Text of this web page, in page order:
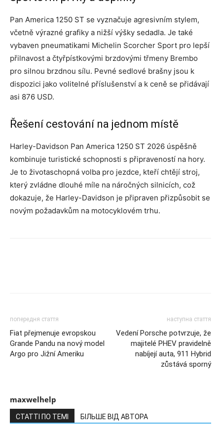
Pan America 1250 ST se vyznačuje agresivním stylem,
včetně výrazné grafiky a nižší výšky sedadla. Je také
vybaven pneumatikami Michelin Scorcher Sport pro lepší
přilnavost a čtyřpístkovými brzdovými třmeny Brembo
pro silnou brzdnou sílu. Pevné sedlové brašny jsou k
dispozici jako volitelné příslušenství a k ceně se přidávají
asi 876 USD.
Řešení cestování na jednom místě
Harley-Davidson Pan America 1250 ST 2026 úspěšně
kombinuje turistické schopnosti s připraveností na hory.
Je to životaschopná volba pro jezdce, kteří chtějí stroj,
který zvládne dlouhé míle na náročných silnicích, což
dokazuje, že Harley-Davidson je připraven přizpůsobit se
novým požadavkům na motocyklovém trhu.
попередня стаття
Fiat přejmenuje evropskou
Grande Pandu na nový model
Argo pro Jižní Ameriku
наступна стаття
Vedení Porsche potvrzuje, že
majitelé PHEV pravidelně
nabíjejí auta, 911 Hybrid
zůstává sporný
maxwelhelp
СТАТТІ ПО ТЕМІ БІЛЬШЕ ВІД АВТОРА